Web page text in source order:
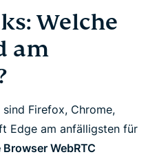
Welche
am
Firefox, Chrome,
Edge am anfälligsten für
Browser WebRTC